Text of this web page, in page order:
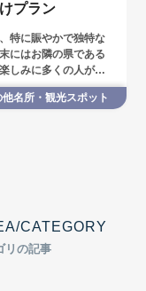
プラン
特に賑やかで独特な
にはお隣の県である
しみに多くの人が訪
紹介します。
他名所・観光スポット
CATEGORY
リの記事